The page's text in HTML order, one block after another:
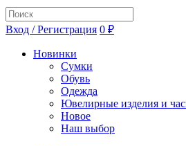
Вход / Регистрация 0 ₽
Новинки
Сумки
Обувь
Одежда
Ювелирные изделия и
Новое
Наш выбор